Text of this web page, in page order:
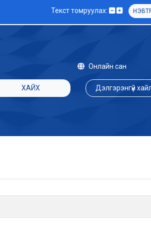
Текст томруулах:
Онлайн сан
ХАЙХ Дэлгэрэнгүй